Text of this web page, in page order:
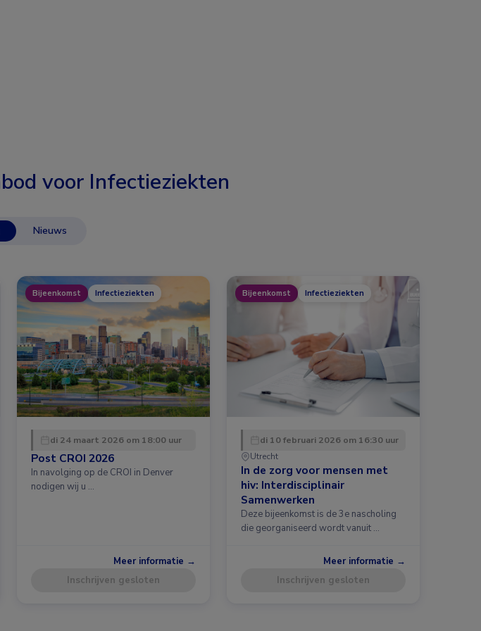
voor Infectieziekten
Nieuws
Bijeenkomst Infectieziekten
di 24 maart 2026 om 18:00 uur
Post CROI 2026
In navolging op de CROI in Denver
nodigen wij u …
Meer informatie →
Inschrijven gesloten
Bijeenkomst Infectieziekten
di 10 februari 2026 om 16:30 uur
Utrecht
In de zorg voor mensen met
hiv: Interdisciplinair
Samenwerken
Deze bijeenkomst is de 3e nascholing
die georganiseerd wordt vanuit …
Meer informatie →
Inschrijven gesloten